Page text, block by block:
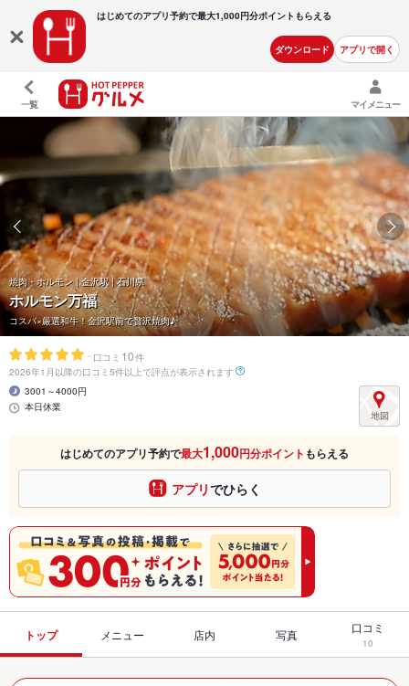
はじめてのアプリ予約で最大1,000円分ポイントもらえる
ダウンロード アプリで開く
一覧 マイメニュー
焼肉・ホルモン | 金沢駅 | 石川県
ホルモン万福
コスパ×厳選和牛！金沢駅前で贅沢焼肉♪
- 口コミ 10件
2026年1月以降の口コミ5件以上で評点が表示されます
3001～4000円
本日休業
はじめてのアプリ予約で最大1,000円分ポイント もらえる
アプリでひらく
トップ メニュー 店内 写真 口コミ
10